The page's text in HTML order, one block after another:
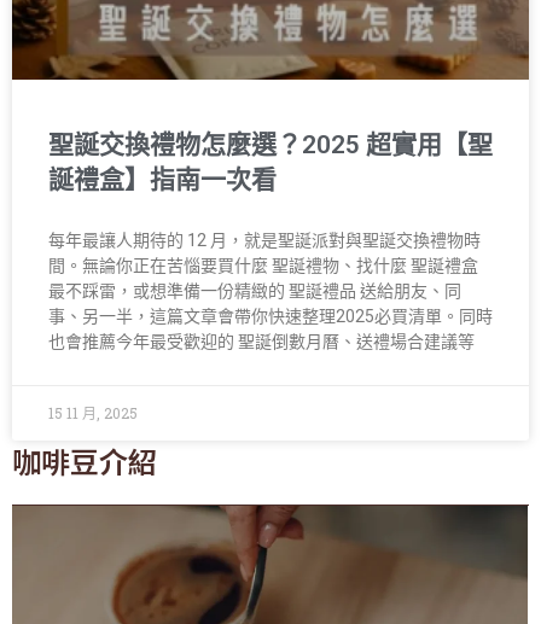
聖誕交換禮物怎麼選？2025 超實用【聖
誕禮盒】指南一次看
每年最讓人期待的 12 月，就是聖誕派對與聖誕交換禮物時
間。無論你正在苦惱要買什麼 聖誕禮物、找什麼 聖誕禮盒
最不踩雷，或想準備一份精緻的 聖誕禮品 送給朋友、同
事、另一半，這篇文章會帶你快速整理2025必買清單。同時
也會推薦今年最受歡迎的 聖誕倒數月曆、送禮場合建議等
15 11 月, 2025
咖啡豆介紹